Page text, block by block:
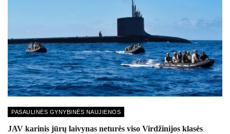
PASAULINĖS GYNYBINĖS NAUJIENOS
JAV karinis jūrų laivynas neturės viso Virdžinijos klasės